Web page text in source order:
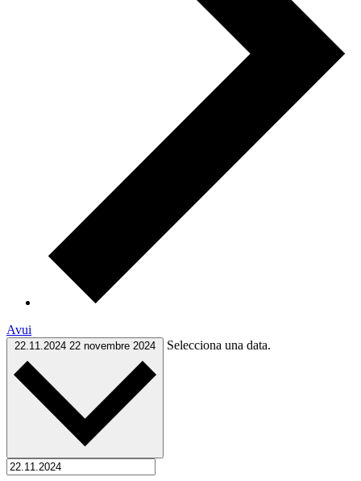
Avui
22.11.2024 22 novembre 2024 Selecciona una data.